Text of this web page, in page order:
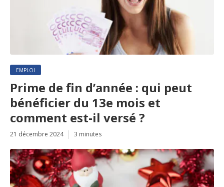
EMPLOI
Prime de fin d’année : qui peut
bénéficier du 13e mois et
comment est-il versé ?
21 décembre 2024 3 minutes